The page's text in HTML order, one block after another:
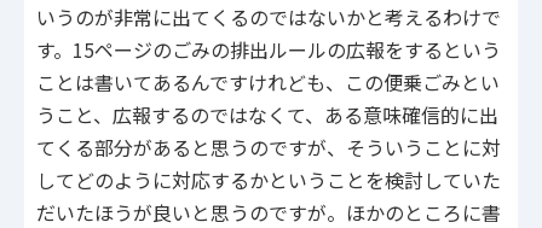
いうのが非常に出てくるのではないかと考えるわけで
す。15ページのごみの排出ルールの広報をするという
ことは書いてあるんですけれども、この便乗ごみとい
うこと、広報するのではなくて、ある意味確信的に出
てくる部分があると思うのですが、そういうことに対
してどのように対応するかということを検討していた
だいたほうが良いと思うのですが。ほかのところに書